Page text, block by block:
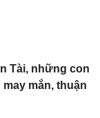
Tài, những con
mắn, thuận